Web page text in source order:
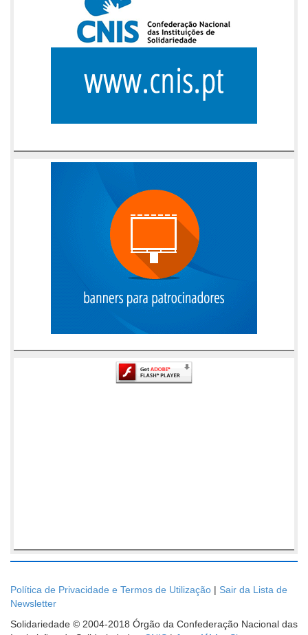
Política de Privacidade e Termos de Utilização | Sair da Lista de
Newsletter
Solidariedade © 2004-2018 Órgão da Confederação Nacional das